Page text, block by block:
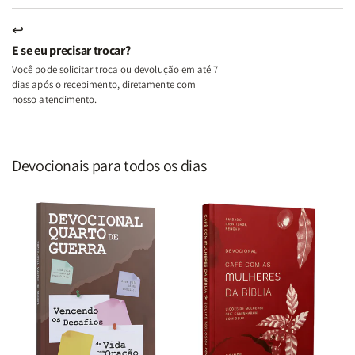
↩
E se eu precisar trocar?
Você pode solicitar troca ou devolução em até 7
dias após o recebimento, diretamente com
nosso atendimento.
Devocionais para todos os dias